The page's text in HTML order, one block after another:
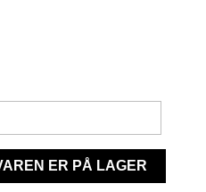
ER PÅ LAGER